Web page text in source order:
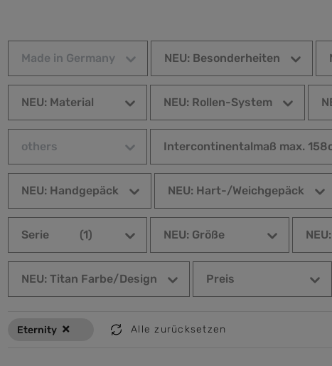
Made in Germany NEU: Besonderheiten
NEU: Material NEU: Rollen-System
others Intercontinentalmaß max.
NEU: Handgepäck NEU: Hart-/Weichgepäck
Serie (1) NEU: Größe
NEU: Titan Farbe/Design Preis
Eternity × Alle zurücksetzen